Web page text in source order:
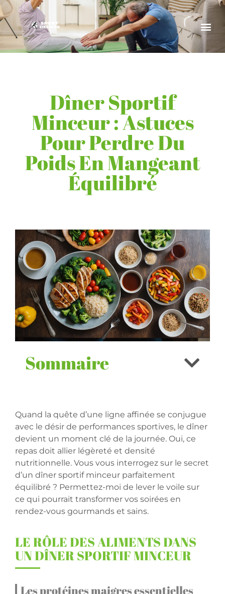
Dîner Sportif
Minceur : Astuces
Pour Perdre Du
Poids En Mangeant
Équilibré
Sommaire
Quand la quête d’une ligne affinée se conjugue
avec le désir de performances sportives, le dîner
devient un moment clé de la journée. Oui, ce
repas doit allier légèreté et densité
nutritionnelle. Vous vous interrogez sur le secret
d’un dîner sportif minceur parfaitement
équilibré ? Permettez-moi de lever le voile sur
ce qui pourrait transformer vos soirées en
rendez-vous gourmands et sains.
LE RÔLE DES ALIMENTS DANS
UN DÎNER SPORTIF MINCEUR
Les protéines maigres essentielles